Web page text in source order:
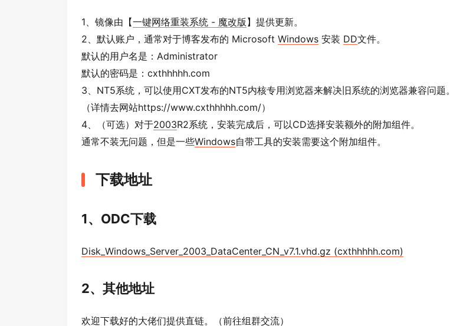
1、镜像由【一键网络重装系统 - 魔改版 】提供更新。
2、默认账户，通常对于博客发布的 Microsoft Windows 安装 DD文件。
默认的用户名是：Administrator
默认的密码是：cxthhhhh.com
3、NT5系统，可以使用CXT发布的NT5内核专用浏览器来解决旧系统的浏览器兼容问题。
（详情去网站https://www.cxthhhhh.com/）
4、（可选）对于2003R2系统，安装完成后，可以CD选择安装额外的附加组件。
通常不装无问题，但是一些Windows自带工具的安装需要这个附加组件。
下载地址
1、ODC下载
Disk_Windows_Server_2003_DataCenter_CN_v7.1.vhd.gz (cxthhhhh.com)
2、其他地址
欢迎下载好的大佬们提供直链。（前往组群交流）